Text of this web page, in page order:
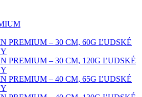
PREMIUM – 30 CM, 60G ĽUDSKÉ
PREMIUM – 30 CM, 120G ĽUDSKÉ
PREMIUM – 40 CM, 65G ĽUDSKÉ